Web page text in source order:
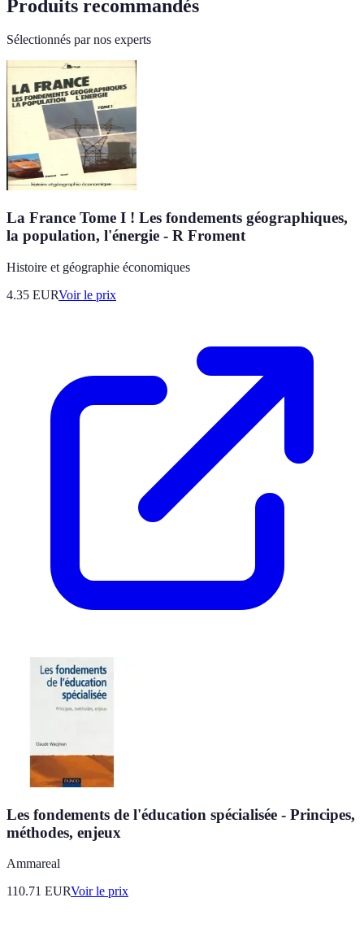
Produits recommandés
Sélectionnés par nos experts
La France Tome I ! Les fondements géographiques,
la population, l'énergie - R Froment
Histoire et géographie économiques
4.35 EURVoir le prix
Les fondements de l'éducation spécialisée - Principes,
méthodes, enjeux
Ammareal
110.71 EURVoir le prix